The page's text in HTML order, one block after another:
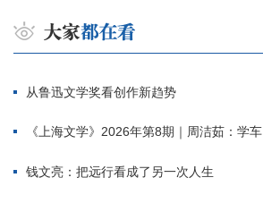
从鲁迅文学奖看创作新趋势
《上海文学》2026年第8期｜周洁茹：学车
钱文亮：把远行看成了另一次人生